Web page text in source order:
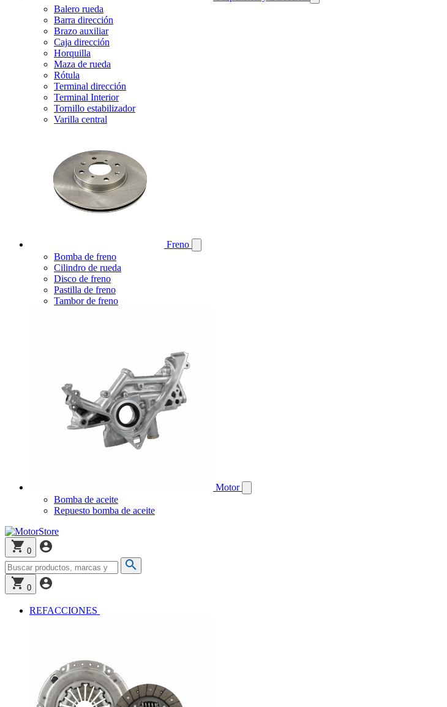
Balero rueda
Barra dirección
Brazo auxiliar
Caja dirección
Horquilla
Maza de rueda
Rótula
Terminal dirección
Terminal Interior
Tornillo estabilizador
Varilla central
Freno
Bomba de freno
Cilindro de rueda
Disco de freno
Pastilla de freno
Tambor de freno
Motor
Bomba de aceite
Repuesto bomba de aceite
0
0
REFACCIONES